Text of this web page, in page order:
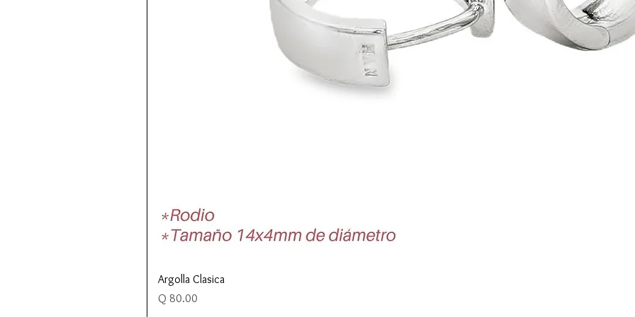
Argolla Clasica
Precio
Q 80.00